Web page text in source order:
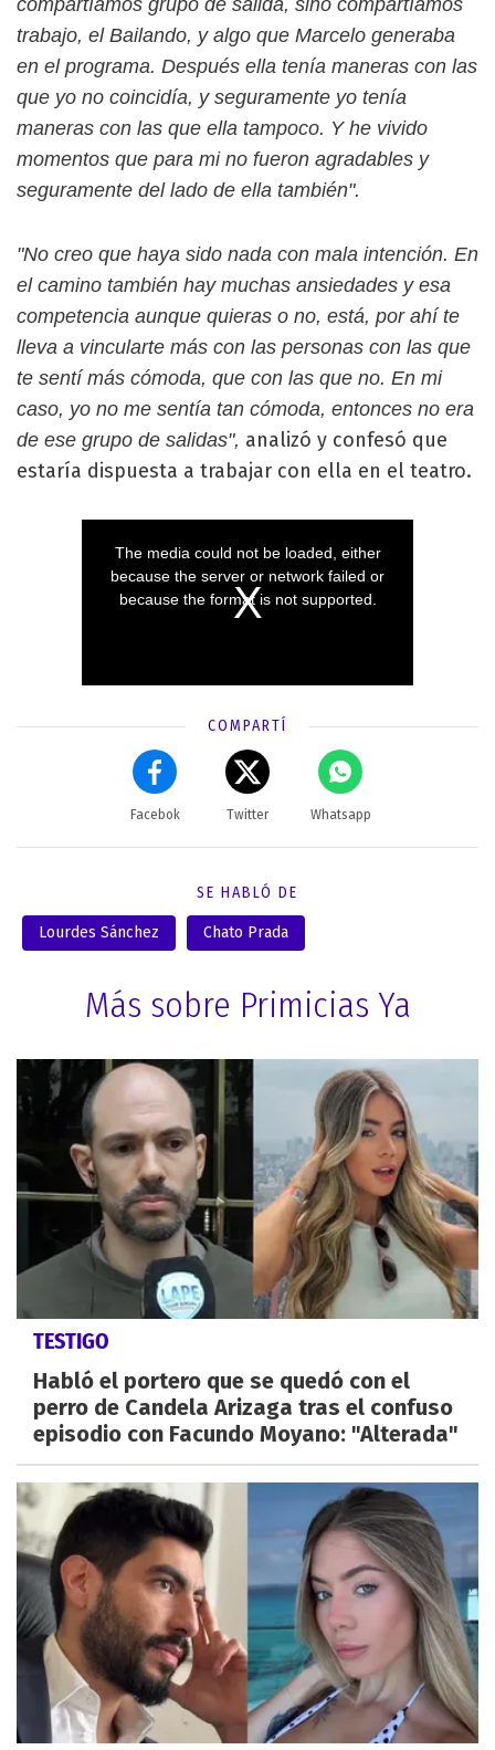
compartíamos grupo de salida, sino compartíamos
trabajo, el Bailando, y algo que Marcelo generaba
en el programa. Después ella tenía maneras con las
que yo no coincidía, y seguramente yo tenía
maneras con las que ella tampoco. Y he vivido
momentos que para mi no fueron agradables y
seguramente del lado de ella también".
"No creo que haya sido nada con mala intención. En
el camino también hay muchas ansiedades y esa
competencia aunque quieras o no, está, por ahí te
lleva a vincularte más con las personas con las que
te sentí más cómoda, que con las que no. En mi
caso, yo no me sentía tan cómoda, entonces no era
de ese grupo de salidas", analizó y confesó que
estaría dispuesta a trabajar con ella en el teatro.
COMPARTÍ
Facebok Twitter Whatsapp
SE HABLÓ DE
Lourdes Sánchez Chato Prada
Más sobre Primicias Ya
TESTIGO
Habló el portero que se quedó con el
perro de Candela Arizaga tras el confuso
episodio con Facundo Moyano: "Alterada"